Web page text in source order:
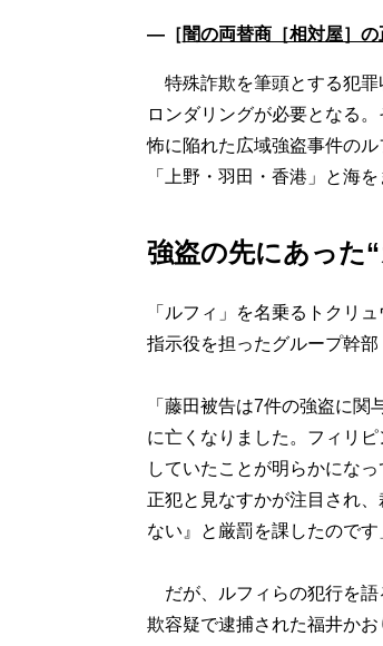
―［闇の両替商［相対屋］の
特殊詐欺を筆頭とする犯罪
ロンダリングが必要となる
怖に陥れた広域強盗事件の
「上野・羽田・香港」と海
強盗の先にあった
「ルフィ」を名乗るトクリ
指示役を担ったグループ幹
「藤田被告は7件の強盗に
に亡くなりました。フィリ
していたことが明らかにな
正犯と見なすかが注目され
ない』と厳罰を課したのです
だが、ルフィらの犯行を語
欺容疑で逮捕された福井かお